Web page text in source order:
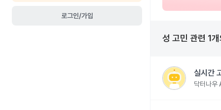
로그인/가입
성 고민 관련 1
실시간
닥터나우